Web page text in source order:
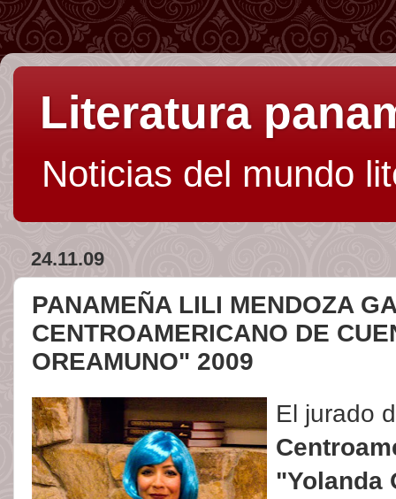
Literatura
Noticias del mundo
24.11.09
PANAMEÑA LILI MENDOZA
CENTROAMERICANO DE
OREAMUNO" 2009
El jurado
"Yolanda